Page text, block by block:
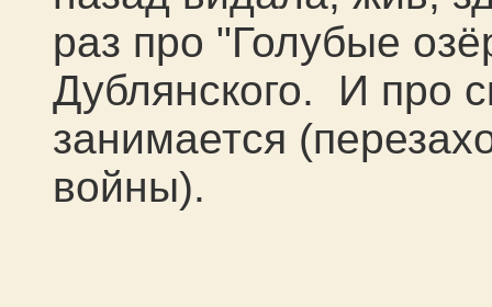
раз про "Голубые
Дублянского. И про
занимается
войны).